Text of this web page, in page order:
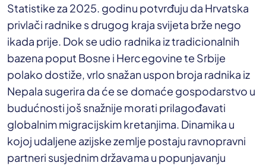
Statistike za 2025. godinu potvrđuju da Hrvatska
privlači radnike s drugog kraja svijeta brže nego
ikada prije. Dok se udio radnika iz tradicionalnih
bazena poput Bosne i Hercegovine te Srbije
polako dostiže, vrlo snažan uspon broja radnika iz
Nepala sugerira da će se domaće gospodarstvo u
budućnosti još snažnije morati prilagođavati
globalnim migracijskim kretanjima. Dinamika u
kojoj udaljene azijske zemlje postaju ravnopravni
partneri susjednim državama u popunjavanju